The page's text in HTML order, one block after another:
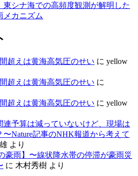
東シナ海での高頻度観測が解明した
メカニズム
超えは黄海高気圧のせい に yellow
超えは黄海高気圧のせい に
超えは黄海高気圧のせい に yellow
連予算は減っていないけど、現場は
Nature記事のNHK報道から考えて
より
豪雨】〜線状降水帯の停滞が豪雨災
に 木村秀樹 より